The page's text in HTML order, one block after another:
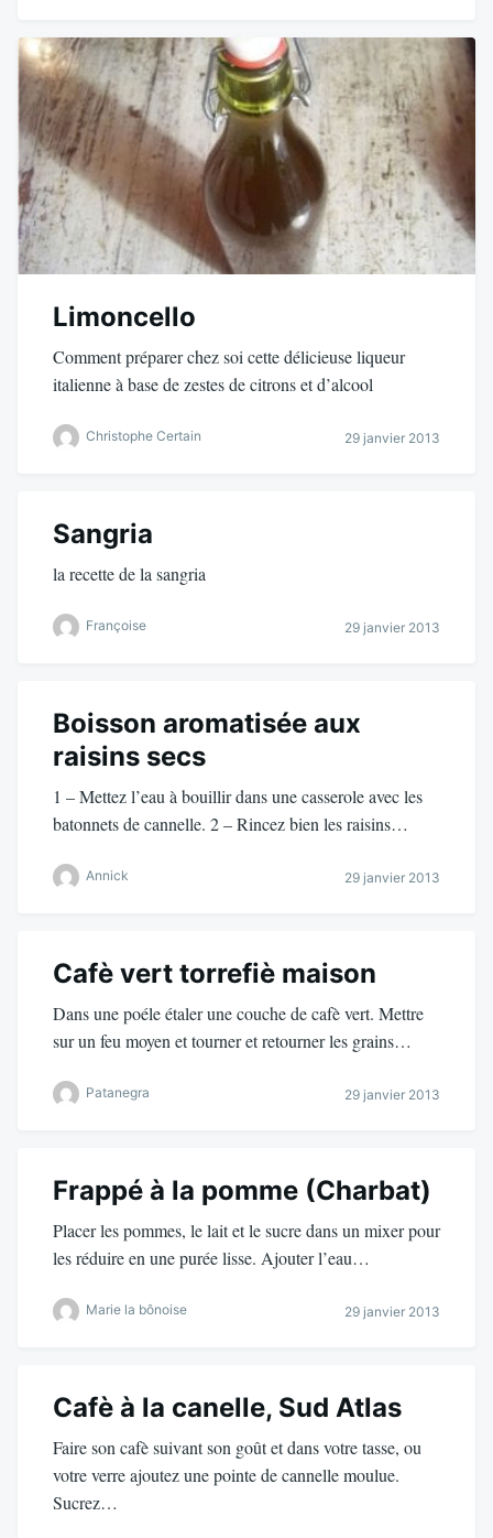
Limoncello
Comment préparer chez soi cette délicieuse liqueur
italienne à base de zestes de citrons et d’alcool
Christophe Certain 29 janvier 2013
Sangria
la recette de la sangria
Françoise 29 janvier 2013
Boisson aromatisée aux
raisins secs
1 – Mettez l’eau à bouillir dans une casserole avec les
batonnets de cannelle. 2 – Rincez bien les raisins…
Annick 29 janvier 2013
Cafè vert torrefiè maison
Dans une poéle étaler une couche de cafè vert. Mettre
sur un feu moyen et tourner et retourner les grains…
Patanegra 29 janvier 2013
Frappé à la pomme (Charbat)
Placer les pommes, le lait et le sucre dans un mixer pour
les réduire en une purée lisse. Ajouter l’eau…
Marie la bônoise 29 janvier 2013
Cafè à la canelle, Sud Atlas
Faire son cafè suivant son goût et dans votre tasse, ou
votre verre ajoutez une pointe de cannelle moulue.
Sucrez…